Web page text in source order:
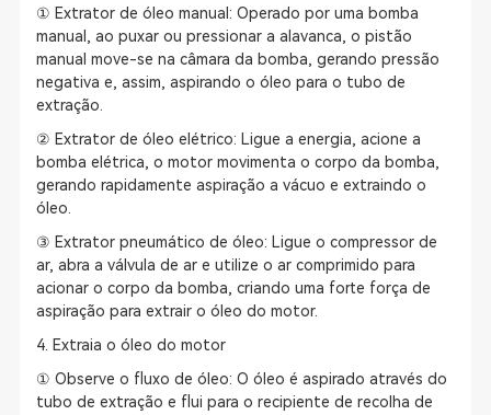
① Extrator de óleo manual: Operado por uma bomba
manual, ao puxar ou pressionar a alavanca, o pistão
manual move-se na câmara da bomba, gerando pressão
negativa e, assim, aspirando o óleo para o tubo de
extração.
② Extrator de óleo elétrico: Ligue a energia, acione a
bomba elétrica, o motor movimenta o corpo da bomba,
gerando rapidamente aspiração a vácuo e extraindo o
óleo.
③ Extrator pneumático de óleo: Ligue o compressor de
ar, abra a válvula de ar e utilize o ar comprimido para
acionar o corpo da bomba, criando uma forte força de
aspiração para extrair o óleo do motor.
4. Extraia o óleo do motor
① Observe o fluxo de óleo: O óleo é aspirado através do
tubo de extração e flui para o recipiente de recolha de